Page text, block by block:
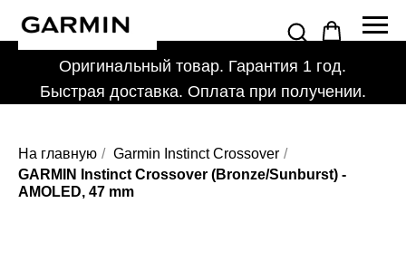
Оригинальный товар. Гарантия 1 год.
Быстрая доставка. Оплата при получении.
На главную / Garmin Instinct Crossover /
GARMIN Instinct Crossover (Bronze/Sunburst) -
AMOLED, 47 mm